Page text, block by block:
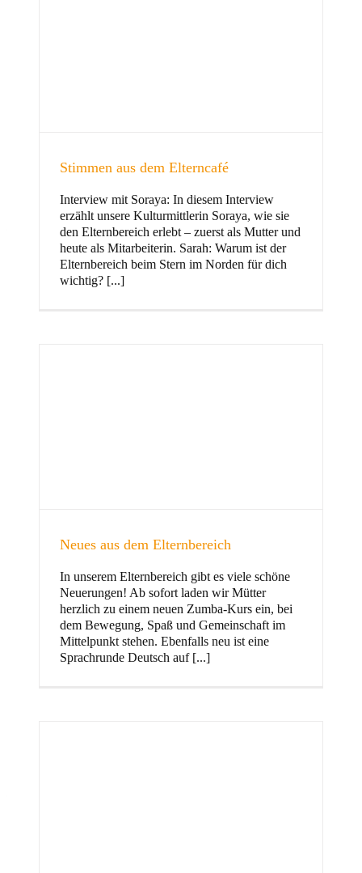
und Familie
Kinder
Stimmen aus dem Elterncafé
Interview mit Soraya: In diesem Interview
erzählt unsere Kulturmittlerin Soraya, wie sie
den Elternbereich erlebt – zuerst als Mutter und
heute als Mitarbeiterin. Sarah: Warum ist der
Elternbereich beim Stern im Norden für dich
wichtig? [...]
Neues aus dem Elternbereich
In unserem Elternbereich gibt es viele schöne
Neuerungen! Ab sofort laden wir Mütter
herzlich zu einem neuen Zumba-Kurs ein, bei
dem Bewegung, Spaß und Gemeinschaft im
Mittelpunkt stehen. Ebenfalls neu ist eine
Sprachrunde Deutsch auf [...]